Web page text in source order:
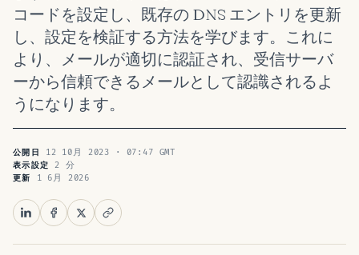
コードを設定し、既存の DNS エントリを更新
し、設定を検証する方法を学びます。これに
より、メールが適切に認証され、受信サーバ
ーから信頼できるメールとして認識されるよ
うになります。
公開日 12 10月 2023 · 07:47 GMT
表示設定 2 分
更新 1 6月 2026